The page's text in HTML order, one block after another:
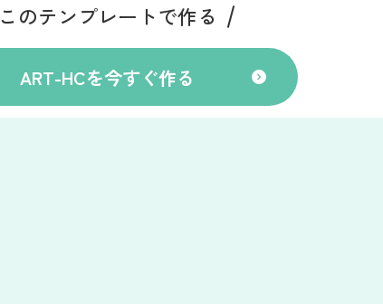
このテンプレートで作る
ART-HCを今すぐ作る